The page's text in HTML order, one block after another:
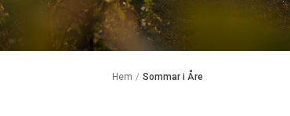
Hem / Sommar i Åre